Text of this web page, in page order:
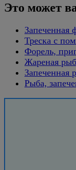
Это может
Запеченная
Треска с
Форель,
Жареная
Запеченная
Рыба,